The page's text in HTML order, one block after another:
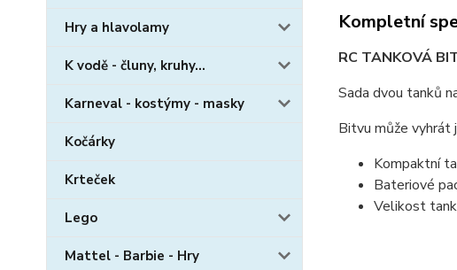
Hry a hlavolamy
K vodě - čluny, kruhy...
Karneval - kostýmy - masky
Kočárky
Krteček
Lego
Mattel - Barbie - Hry
Kompletní
RC TANKOVÁ
Sada dvou tanků
Bitvu může vyhrát
Kompaktní
Bateriové
Velikost